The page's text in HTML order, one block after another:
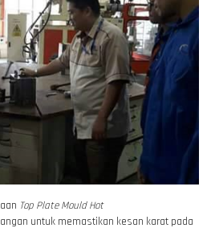
Top Plate Mould Hot
untuk memastikan kesan karat pada